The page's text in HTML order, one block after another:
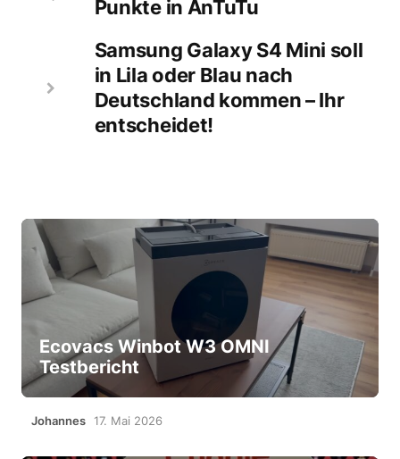
Punkte in AnTuTu
Samsung Galaxy S4 Mini soll
in Lila oder Blau nach
Deutschland kommen – Ihr
entscheidet!
Ecovacs Winbot W3 OMNI
Testbericht
Johannes 17. Mai 2026